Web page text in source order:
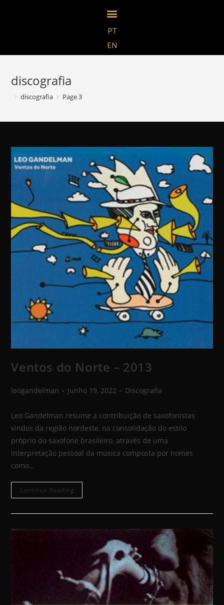
PT
EN
discografia
> discografia > Page 3
Ventos do Norte – 2013
leogandelman Junho 19, 2022 Discografia
Leo Gandelman resume a contribuição de saxofonistas
vindos da região nordeste, na consolidação do estilo
próprio do saxofone brasileiro, através de uma
interpretação pessoal da música composta por nomes
como…
Continue Reading